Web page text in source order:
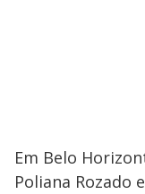
Em Belo
Poliana Rozado